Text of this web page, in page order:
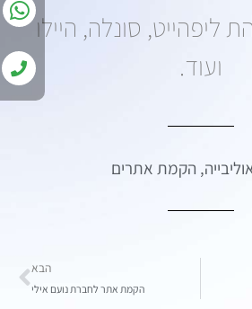
ליפהייט, סונלה, היילו
ועוד.
, הקמת אתרים
הבא
הקמת אתר לחברת נועם אילי